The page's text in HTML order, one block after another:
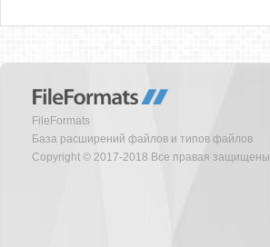
FileFormats
База расширений файлов и типов файлов
Copyright © 2017-2018 Все правая защищены